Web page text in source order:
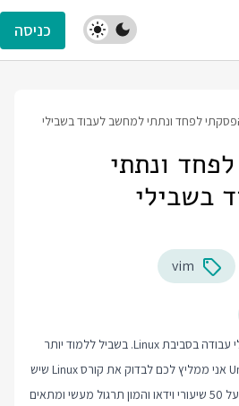
כניסה
לפחד ונתתי למחשב לעבוד בשבילי
ונתתי
בשבילי
vim
פוסט זה כולל טיפ קצר על כלי עבודה בסביבת Linux. בשביל ללמוד יותר
קורס Linux
שיש
לנו כאן באתר. הקורס כולל מעל 50 שיעורי וידאו והמון תרגול מעשי ומתאים